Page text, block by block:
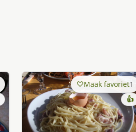
Maak favoriet1
👍